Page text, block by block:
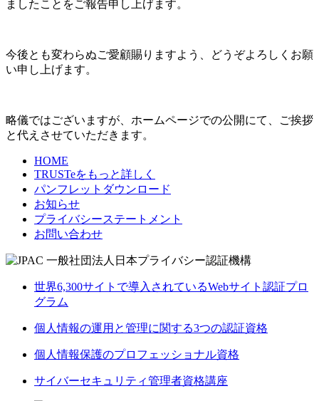
ましたことをご報告申し上げます。
今後とも変わらぬご愛顧賜りますよう、どうぞよろしくお願
い申し上げます。
略儀ではございますが、ホームページでの公開にて、ご挨拶
と代えさせていただきます。
HOME
TRUSTeをもっと詳しく
パンフレットダウンロード
お知らせ
プライバシーステートメント
お問い合わせ
世界6,300サイトで導入されているWebサイト認証プロ
グラム
個人情報の運用と管理に関する3つの認証資格
個人情報保護のプロフェッショナル資格
サイバーセキュリティ管理者資格講座